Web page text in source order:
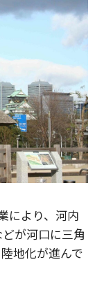
により、河内
が河口に三角
地化が進んで